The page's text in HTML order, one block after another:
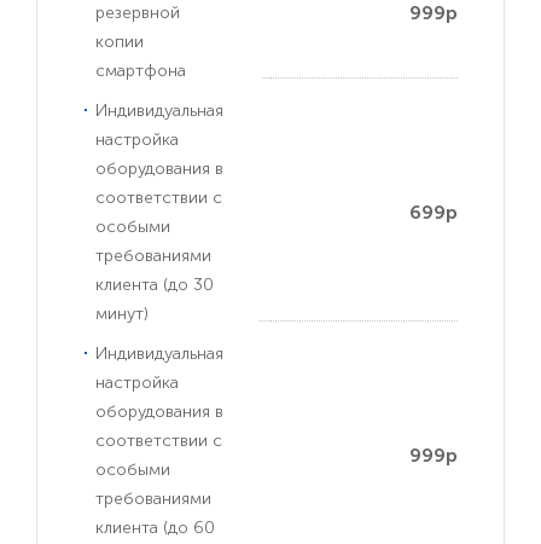
резервной
копии
смартфона
999р
Индивидуальная
настройка
оборудования в
соответствии с
особыми
требованиями
клиента (до 30
минут)
699р
Индивидуальная
настройка
оборудования в
соответствии с
особыми
требованиями
клиента (до 60
999р